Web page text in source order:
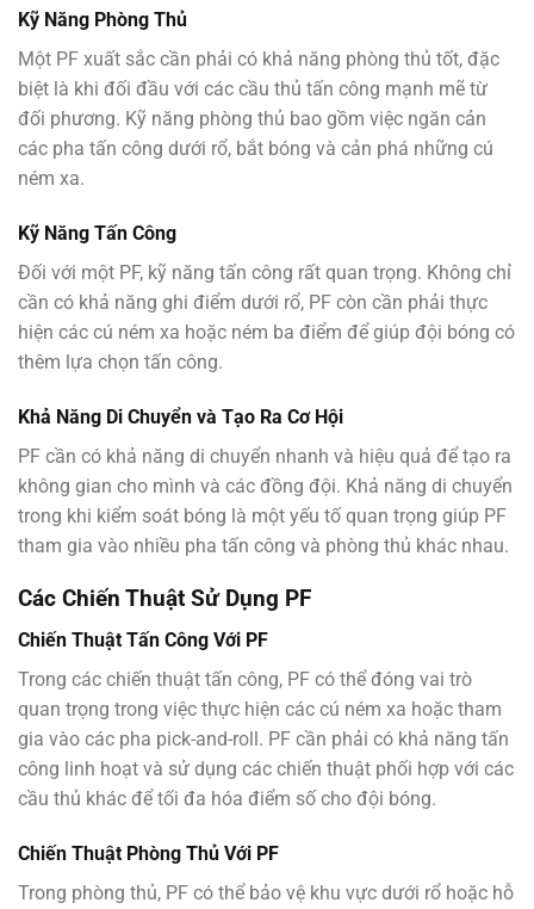
Kỹ Năng Phòng Thủ
Một PF xuất sắc cần phải có khả năng phòng thủ tốt, đặc
biệt là khi đối đầu với các cầu thủ tấn công mạnh mẽ từ
đối phương. Kỹ năng phòng thủ bao gồm việc ngăn cản
các pha tấn công dưới rổ, bắt bóng và cản phá những cú
ném xa.
Kỹ Năng Tấn Công
Đối với một PF, kỹ năng tấn công rất quan trọng. Không chỉ
cần có khả năng ghi điểm dưới rổ, PF còn cần phải thực
hiện các cú ném xa hoặc ném ba điểm để giúp đội bóng có
thêm lựa chọn tấn công.
Khả Năng Di Chuyển và Tạo Ra Cơ Hội
PF cần có khả năng di chuyển nhanh và hiệu quả để tạo ra
không gian cho mình và các đồng đội. Khả năng di chuyển
trong khi kiểm soát bóng là một yếu tố quan trọng giúp PF
tham gia vào nhiều pha tấn công và phòng thủ khác nhau.
Các Chiến Thuật Sử Dụng PF
Chiến Thuật Tấn Công Với PF
Trong các chiến thuật tấn công, PF có thể đóng vai trò
quan trọng trong việc thực hiện các cú ném xa hoặc tham
gia vào các pha pick-and-roll. PF cần phải có khả năng tấn
công linh hoạt và sử dụng các chiến thuật phối hợp với các
cầu thủ khác để tối đa hóa điểm số cho đội bóng.
Chiến Thuật Phòng Thủ Với PF
Trong phòng thủ, PF có thể bảo vệ khu vực dưới rổ hoặc hỗ